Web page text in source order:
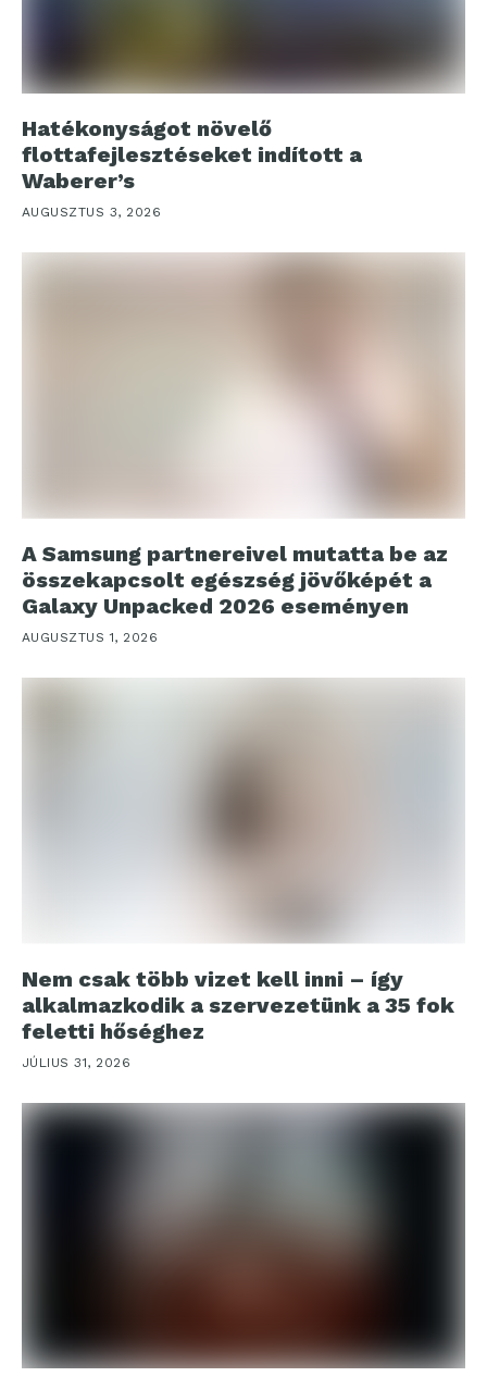
Hatékonyságot növelő
flottafejlesztéseket indított a
Waberer’s
AUGUSZTUS 3, 2026
A Samsung partnereivel mutatta be az
összekapcsolt egészség jövőképét a
Galaxy Unpacked 2026 eseményen
AUGUSZTUS 1, 2026
Nem csak több vizet kell inni – így
alkalmazkodik a szervezetünk a 35 fok
feletti hőséghez
JÚLIUS 31, 2026